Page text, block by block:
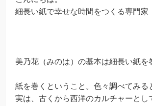
細長い紙で幸せな時間をつくる専門家
美乃花（みのは）の基本は細長い紙を
紙を巻くということ。色々調べてみる
実は、古くから西洋のカルチャーとし